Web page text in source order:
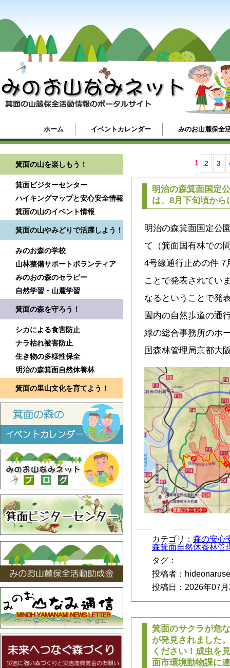
ホーム イベントカレンダー みのお山麓保全
箕面の山を楽しもう！
箕面ビジターセンター
ハイキングマップと安心安全情報
箕面の山のイベント情報
箕面の山やみどりで活躍しよう！
みのお森の学校
山林整備サポートボランティア
みのおの森のセラピー
自然学習・山麓学習
箕面の森を守ろう！
シカによる食害防止
ナラ枯れ被害防止
生き物の多様性保全
明治の森箕面自然休養林
箕面の里山文化を育てよう！
1 2 3
明治の森箕面国定
は、8月下旬頃か
明治の森箕面国定公
て（箕面国有林での
4号線通行止めの件 7
ことで発表されてい
なるということで発
園内の自然歩道の通
緑の総合事務所のホ
国森林管理局京都大
カテゴリ： 森の安心
森箕面自然休養林管
タグ：
投稿者：hideonaruse
投稿日：2026年07
箕面のサクラが危
が発見されました
ください！成虫を
面市環境動物課に